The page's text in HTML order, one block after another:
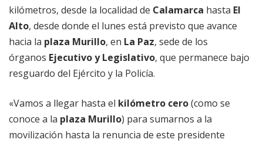
kilómetros, desde la localidad de Calamarca hasta El
Alto, desde donde el lunes está previsto que avance
hacia la plaza Murillo, en La Paz, sede de los
órganos Ejecutivo y Legislativo, que permanece bajo
resguardo del Ejército y la Policía.
«Vamos a llegar hasta el kilómetro cero(como se
conoce a la plaza Murillo) para sumarnos a la
movilización hasta la renuncia de este presidente